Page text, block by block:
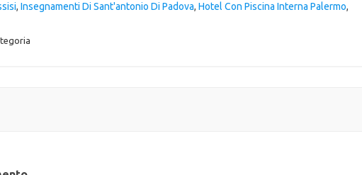
, Insegnamenti Di Sant'antonio Di Padova, Hotel Con Piscina Interna Palermo,